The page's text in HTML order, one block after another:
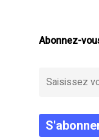
Abonnez-